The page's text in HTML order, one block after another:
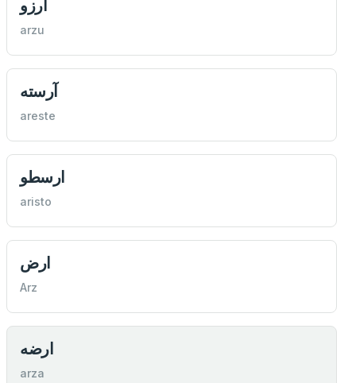
آرزو
arzu
آرسته
areste
ارسطو
aristo
ارض
Arz
ارضه
arza